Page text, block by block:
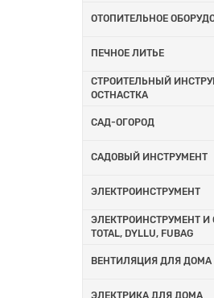
ОТОПИТЕЛЬНОЕ
ПЕЧНОЕ ЛИТЬЕ
СТРОИТЕЛЬНЫЙ
ОСТНАСТКА
САД-ОГОРОД
САДОВЫЙ ИНСТРУМЕНТ
ЭЛЕКТРОИНСТРУМЕНТ
ЭЛЕКТРОИНСТРУМЕНТ И
TOTAL, DYLLU, FUBAG
ВЕНТИЛЯЦИЯ ДЛЯ ДОМА
ЭЛЕКТРИКА ДЛЯ ДОМА